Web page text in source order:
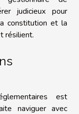
judicieux pour
constitution et la
résilient.
est
naviguer avec